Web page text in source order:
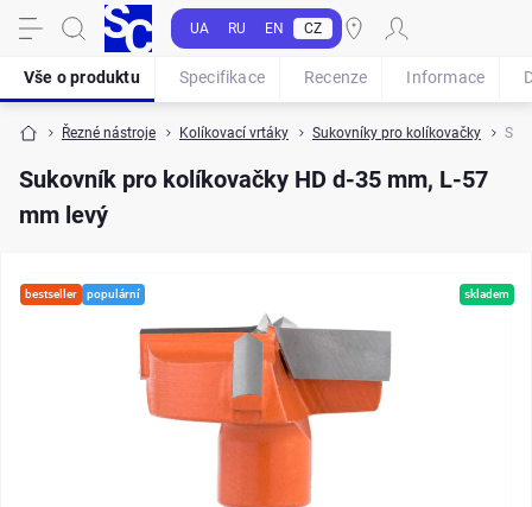
UA RU EN CZ
Řezné nástroje Kolíkovací vrtáky Sukovníky pro kolíkovačky
Sukovník pro kolíkovačky HD d-35 mm, L-57
mm levý
Vše o produktu Specifikace Recenze Informace
bestseller populární skladem